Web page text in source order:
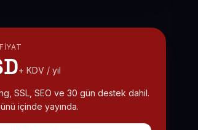
+ KDV / yıl
SSL, SEO ve 30 gün destek dahil.
içinde yayında.